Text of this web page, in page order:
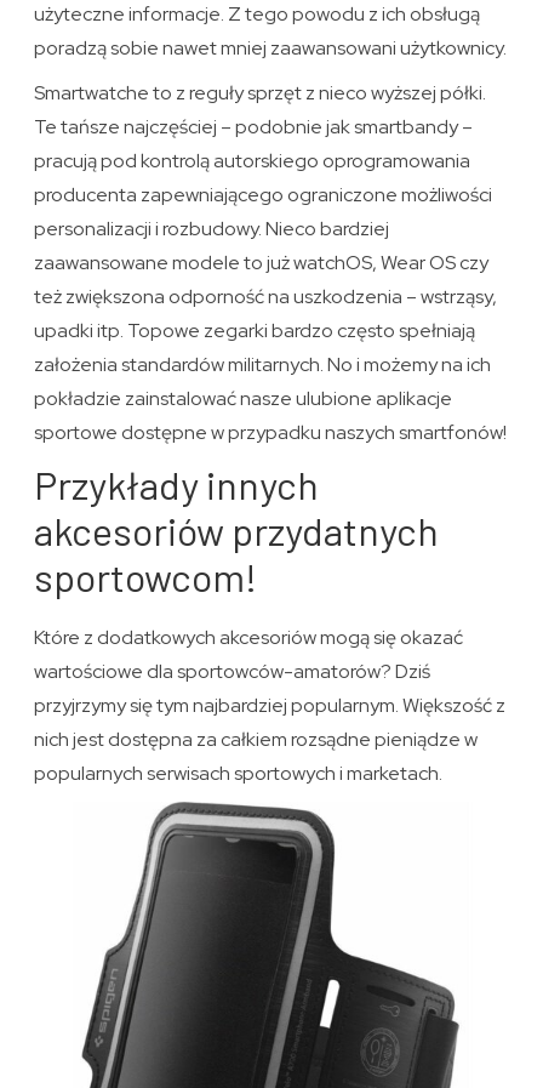
użyteczne informacje. Z tego powodu z ich obsługą
poradzą sobie nawet mniej zaawansowani użytkownicy.
Smartwatche to z reguły sprzęt z nieco wyższej półki.
Te tańsze najczęściej – podobnie jak smartbandy –
pracują pod kontrolą autorskiego oprogramowania
producenta zapewniającego ograniczone możliwości
personalizacji i rozbudowy. Nieco bardziej
zaawansowane modele to już watchOS, Wear OS czy
też zwiększona odporność na uszkodzenia – wstrząsy,
upadki itp. Topowe zegarki bardzo często spełniają
założenia standardów militarnych. No i możemy na ich
pokładzie zainstalować nasze ulubione aplikacje
sportowe dostępne w przypadku naszych smartfonów!
Przykłady innych
akcesoriów przydatnych
sportowcom!
Które z dodatkowych akcesoriów mogą się okazać
wartościowe dla sportowców-amatorów? Dziś
przyjrzymy się tym najbardziej popularnym. Większość z
nich jest dostępna za całkiem rozsądne pieniądze w
popularnych serwisach sportowych i marketach.